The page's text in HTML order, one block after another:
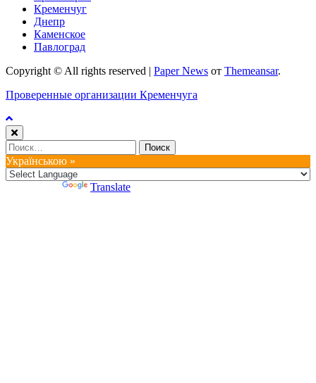
Кременчуг
Днепр
Каменское
Павлоград
Copyright © All rights reserved | Paper News от Themeansar.
Проверенные организации Кременчуга
Найти:
Українською »
Translate